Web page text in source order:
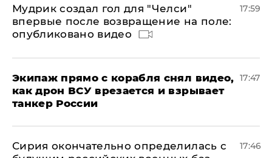
Мудрик создал гол для "Челси"
впервые после возвращение на поле:
опубликовано видео
17:59
Экипаж прямо с корабля снял видео,
как дрон ВСУ врезается и взрывает
танкер России
17:47
Сирия окончательно определилась с
17:46